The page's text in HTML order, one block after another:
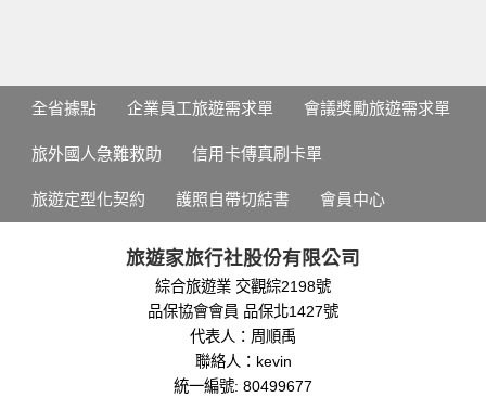
全省據點 企業員工旅遊需求單 會議獎勵旅遊需求單
旅外國人急難救助 信用卡傳真刷卡單
旅遊定型化契約 護照自帶切結書 會員中心
旅遊家旅行社股份有限公司
綜合旅遊業 交觀綜2198號
品保協會會員 品保北1427號
代表人：周順禹
聯絡人：kevin
統一編號: 80499677